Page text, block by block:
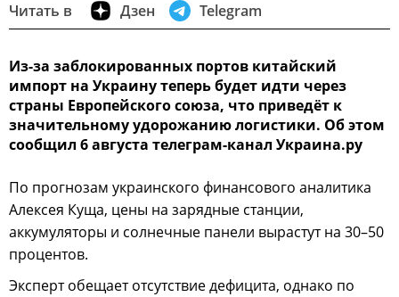
Читать в Дзен Telegram
Из-за заблокированных портов китайский
импорт на Украину теперь будет идти через
страны Европейского союза, что приведёт к
значительному удорожанию логистики. Об этом
сообщил 6 августа телеграм-канал Украина.ру
По прогнозам украинского финансового аналитика
Алексея Куща, цены на зарядные станции,
аккумуляторы и солнечные панели вырастут на 30–50
процентов.
Эксперт обещает отсутствие дефицита, однако по